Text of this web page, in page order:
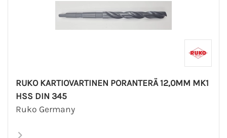
RUKO KARTIOVARTINEN PORANTERÄ 12,0MM MK1
HSS DIN 345
Ruko Germany